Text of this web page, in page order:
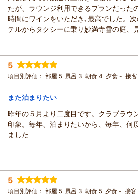
クラブラウンジで健康的な和食を頂きま
っていたWelcome sweets と淹れたての
「ザ・プリンス京都宝ヶ池」は落ち着き
テルを出て，予約している京中華の「一
ヘ向かいました．
たが、ラウンジ利用できるプランだった
時間にワインをいただき､最高でした。
テルからタクシーに乗り妙満寺雪の庭、
広くて､とにかくゆったりほっこりの旅
宿泊時期： 2026年02月宿泊 (一人旅)
投稿者： 杏っこさん (女性/70代)
宿泊プラン： 【じゃらん限定◆クラブフロアタ
寂に寛ぐ、特別階ステイ（ラウンジ朝食付き）
宿泊価格帯： 28,001～29,000円(大人一人あた
5
項目別評価： 部屋 5 風呂 3 朝食 4 夕食 - 接
また泊まりたい
昨年の５月より二度目です。クラブラウ
印象。毎年、泊まりたいから、毎年、何
ました
投稿者： yuさん(男性/50代)
宿泊プラン： 【ベーシックレート】クラブフ
朝食付き）貴船・大原への観光にもおすすめ！
5
項目別評価： 部屋 5 風呂 3 朝食 5 夕食 - 接客